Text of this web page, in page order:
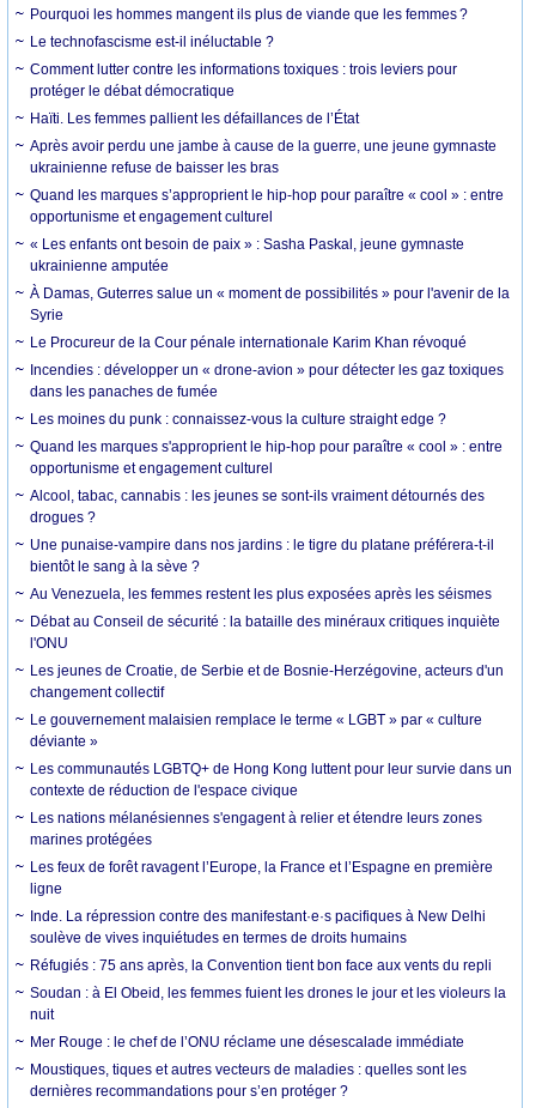
Pourquoi les hommes mangent ils plus de viande que les femmes ?
Le technofascisme est-il inéluctable ?
Comment lutter contre les informations toxiques : trois leviers pour
protéger le débat démocratique
Haïti. Les femmes pallient les défaillances de l’État
Après avoir perdu une jambe à cause de la guerre, une jeune gymnaste
ukrainienne refuse de baisser les bras
Quand les marques s’approprient le hip-hop pour paraître « cool » : entre
opportunisme et engagement culturel
« Les enfants ont besoin de paix » : Sasha Paskal, jeune gymnaste
ukrainienne amputée
À Damas, Guterres salue un « moment de possibilités » pour l'avenir de la
Syrie
Le Procureur de la Cour pénale internationale Karim Khan révoqué
Incendies : développer un « drone-avion » pour détecter les gaz toxiques
dans les panaches de fumée
Les moines du punk : connaissez-vous la culture straight edge ?
Quand les marques s'approprient le hip-hop pour paraître « cool » : entre
opportunisme et engagement culturel
Alcool, tabac, cannabis : les jeunes se sont-ils vraiment détournés des
drogues ?
Une punaise-vampire dans nos jardins : le tigre du platane préférera-t-il
bientôt le sang à la sève ?
Au Venezuela, les femmes restent les plus exposées après les séismes
Débat au Conseil de sécurité : la bataille des minéraux critiques inquiète
l'ONU
Les jeunes de Croatie, de Serbie et de Bosnie-Herzégovine, acteurs d'un
changement collectif
Le gouvernement malaisien remplace le terme « LGBT » par « culture
déviante »
Les communautés LGBTQ+ de Hong Kong luttent pour leur survie dans un
contexte de réduction de l'espace civique
Les nations mélanésiennes s'engagent à relier et étendre leurs zones
marines protégées
Les feux de forêt ravagent l’Europe, la France et l’Espagne en première
ligne
Inde. La répression contre des manifestant·e·s pacifiques à New Delhi
soulève de vives inquiétudes en termes de droits humains
Réfugiés : 75 ans après, la Convention tient bon face aux vents du repli
Soudan : à El Obeid, les femmes fuient les drones le jour et les violeurs la
nuit
Mer Rouge : le chef de l’ONU réclame une désescalade immédiate
Moustiques, tiques et autres vecteurs de maladies : quelles sont les
dernières recommandations pour s’en protéger ?